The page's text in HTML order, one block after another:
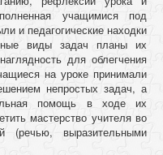
учащимися под
и педагогические находки
виды задач планы их
для облегчения
на уроке принимали
непростых задач, а
помощь в ходе их
мастерство учителя во
(речью, выразительными